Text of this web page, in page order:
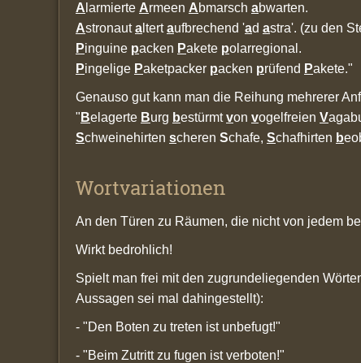
A larmierte Armeen Abmarsch abwarten.
Astronauta ltertaufbrechend 'ad astra'. (zu den
Pinguine packen Pakete polarregional.
Pingelige Paketpacker packen prüfend Pakete."
Genauso gut kann man die Reihung mehrerer
" Belagerte Burg bestürmtvon vogelfreien V
Schweinehirten scheren Schafe, Schafhirten b
Wortvariationen
An den Türen zu Räumen, die nicht von jedem
Wirkt bedrohlich!
Spielt man frei mit den zugrundeliegenden
Aussagen sei mal dahingestellt):
- "Den Boten zu treten ist unbefugt!"
- "Beim Zutritt zu fugen ist verboten!"